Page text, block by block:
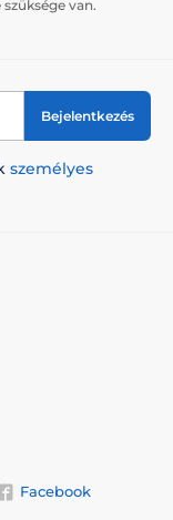
van.
Bejelentkezés
személyes
Facebook